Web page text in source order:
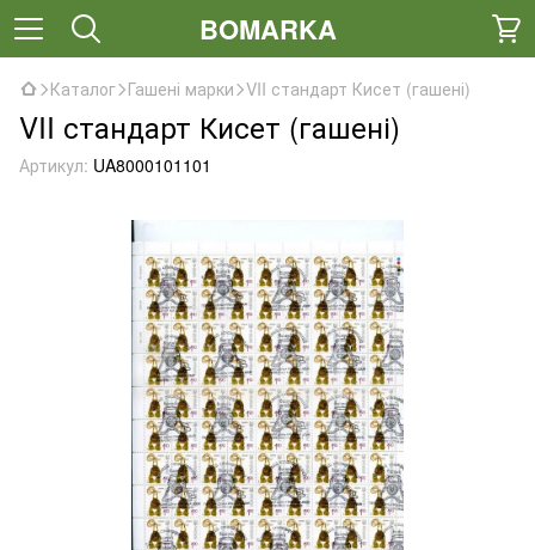
BOMARKA
Каталог Гашені марки VII стандарт Кисет (гашені)
VII стандарт Кисет (гашені)
Артикул: UA8000101101